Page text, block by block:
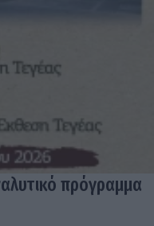
πρόγραμμα